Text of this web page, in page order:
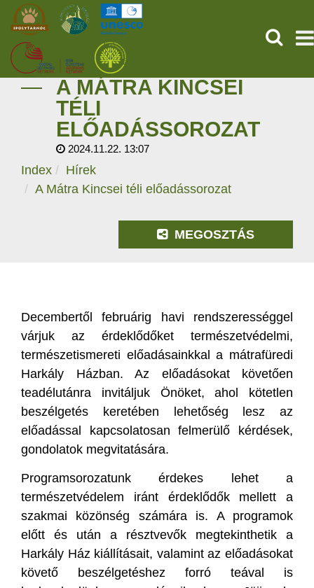
KEZDŐOLDAL
ŐSVILÁGI POMPEJI
SZOLGÁLTATÁSOK
A MÁTRA KINCSEI
TÉLI
ELŐADÁSSOROZAT
2024.11.22. 13:07
Index
Hírek
A Mátra Kincsei téli előadássorozat
MEGOSZTÁS
Decembertől februárig havi rendszerességgel
várjuk az érdeklődőket természetvédelmi,
természetismereti előadásainkkal a mátrafüredi
Harkály Házban. Az előadásokat követően
teadélutánra invitáljuk Önöket, ahol kötetlen
beszélgetés keretében lehetőség lesz az
előadással kapcsolatosan felmerülő kérdések,
gondolatok megvitatására.
Programsorozatunk érdekes lehet a
természetvédelem iránt érdeklődők mellett a
szakmai közönség számára is. A programok
előtt és után a résztvevők megtekinthetik a
Harkály Ház kiállításait, valamint az előadásokat
követő beszélgetéshez forró teával is